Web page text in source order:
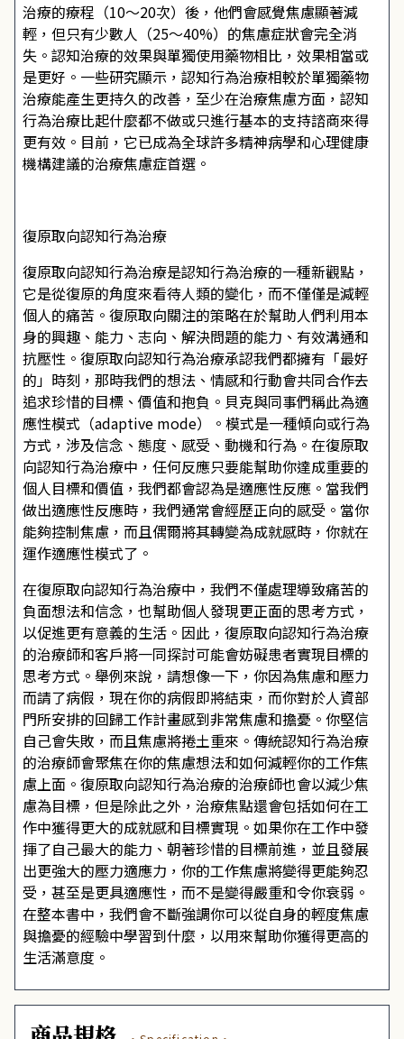
治療的療程（10～20次）後，他們會感覺焦慮顯著減
輕，但只有少數人（25～40%）的焦慮症狀會完全消
失。認知治療的效果與單獨使用藥物相比，效果相當或
是更好。一些研究顯示，認知行為治療相較於單獨藥物
治療能產生更持久的改善，至少在治療焦慮方面，認知
行為治療比起什麼都不做或只進行基本的支持諮商來得
更有效。目前，它已成為全球許多精神病學和心理健康
機構建議的治療焦慮症首選。
復原取向認知行為治療
復原取向認知行為治療是認知行為治療的一種新觀點，
它是從復原的角度來看待人類的變化，而不僅僅是減輕
個人的痛苦。復原取向關注的策略在於幫助人們利用本
身的興趣、能力、志向、解決問題的能力、有效溝通和
抗壓性。復原取向認知行為治療承認我們都擁有「最好
的」時刻，那時我們的想法、情感和行動會共同合作去
追求珍惜的目標、價值和抱負。貝克與同事們稱此為適
應性模式（adaptive mode）。模式是一種傾向或行為
方式，涉及信念、態度、感受、動機和行為。在復原取
向認知行為治療中，任何反應只要能幫助你達成重要的
個人目標和價值，我們都會認為是適應性反應。當我們
做出適應性反應時，我們通常會經歷正向的感受。當你
能夠控制焦慮，而且偶爾將其轉變為成就感時，你就在
運作適應性模式了。
在復原取向認知行為治療中，我們不僅處理導致痛苦的
負面想法和信念，也幫助個人發現更正面的思考方式，
以促進更有意義的生活。因此，復原取向認知行為治療
的治療師和客戶將一同探討可能會妨礙患者實現目標的
思考方式。舉例來說，請想像一下，你因為焦慮和壓力
而請了病假，現在你的病假即將結束，而你對於人資部
門所安排的回歸工作計畫感到非常焦慮和擔憂。你堅信
自己會失敗，而且焦慮將捲土重來。傳統認知行為治療
的治療師會聚焦在你的焦慮想法和如何減輕你的工作焦
慮上面。復原取向認知行為治療的治療師也會以減少焦
慮為目標，但是除此之外，治療焦點還會包括如何在工
作中獲得更大的成就感和目標實現。如果你在工作中發
揮了自己最大的能力、朝著珍惜的目標前進，並且發展
出更強大的壓力適應力，你的工作焦慮將變得更能夠忍
受，甚至是更具適應性，而不是變得嚴重和令你衰弱。
在整本書中，我們會不斷強調你可以從自身的輕度焦慮
與擔憂的經驗中學習到什麼，以用來幫助你獲得更高的
生活滿意度。